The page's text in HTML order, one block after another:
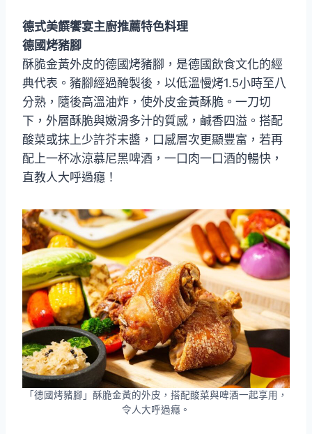
德式美饌饗宴主廚推薦特色料理
德國烤豬腳
酥脆金黃外皮的德國烤豬腳，是德國飲食文化的經
典代表。豬腳經過醃製後，以低溫慢烤1.5小時至八
分熟，隨後高溫油炸，使外皮金黃酥脆。一刀切
下，外層酥脆與嫩滑多汁的質感，鹹香四溢。搭配
酸菜或抹上少許芥末醬，口感層次更顯豐富，若再
配上一杯冰涼慕尼黑啤酒，一口肉一口酒的暢快，
直教人大呼過癮！
「德國烤豬腳」酥脆金黃的外皮，搭配酸菜與啤酒一起享用，
令人大呼過癮。